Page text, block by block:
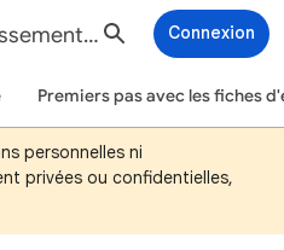
Aide Fiche d'établissement Google Connexion
Premiers pas avec les fiches
personnelles ni
privées ou confidentielles,